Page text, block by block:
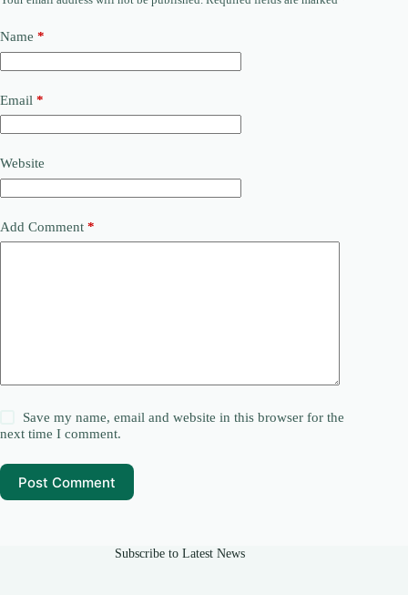
Name *
Email *
Website
Add Comment *
Save my name, email and website in this browser for the
next time I comment.
Post Comment
Subscribe to Latest News